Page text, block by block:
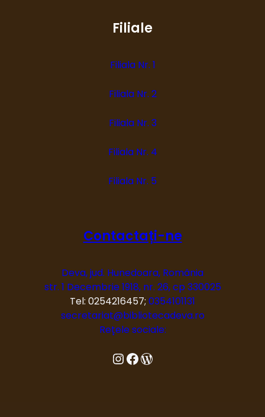
Filiale
Filiala Nr. 1
Filiala Nr. 2
Filiala Nr. 3
Filiala Nr. 4
Filiala Nr. 5
Contactați-ne
Deva, jud. Hunedoara, România
str. 1 Decembrie 1918, nr. 26, cp 330025
Tel: 0254216457; 0354101131
secretariat@bibliotecadeva.ro
Rețele sociale:
InstagramFacebook Blog